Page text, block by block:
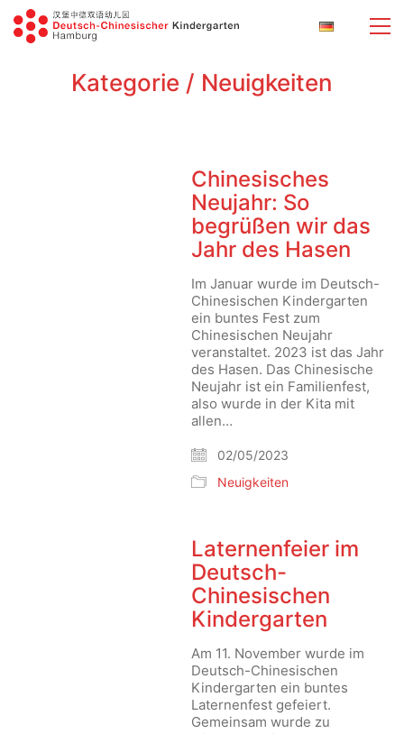
Kategorie / Neuigkeiten
Chinesisches
Neujahr: So
begrüßen wir das
Jahr des Hasen
Im Januar wurde im Deutsch-
Chinesischen Kindergarten
ein buntes Fest zum
Chinesischen Neujahr
veranstaltet. 2023 ist das Jahr
des Hasen. Das Chinesische
Neujahr ist ein Familienfest,
also wurde in der Kita mit
allen…
02/05/2023
Neuigkeiten
Laternenfeier im
Deutsch-
Chinesischen
Kindergarten
Am 11. November wurde im
Deutsch-Chinesischen
Kindergarten ein buntes
Laternenfest gefeiert.
Gemeinsam wurde zu